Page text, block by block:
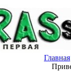
Главная